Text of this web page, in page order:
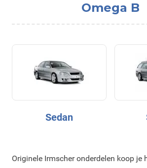
Omega B
Sedan
Originele Irmscher onderdelen koop je